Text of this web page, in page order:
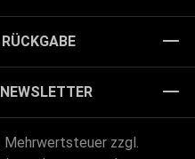
Mehrwertsteuer zzgl.